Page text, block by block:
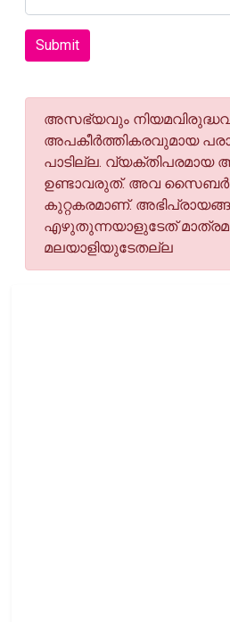
Submit
അസഭ്യവും
അപകീര്‍ത്തികരവുമായ
പാടില്ല. വ്യക്തിപരമായ
ഉണ്ടാവരുത്. അവ സൈബര്‍
കുറ്റകരമാണ്.
എഴുതുന്നയാളുടേത്
മലയാളിയുടേതല്ല